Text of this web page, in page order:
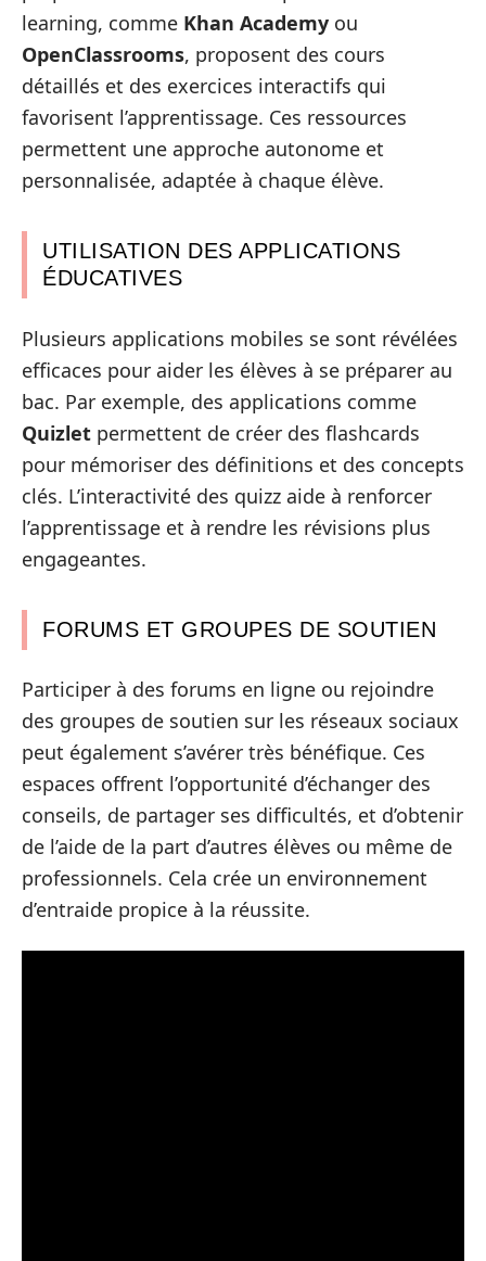
learning, comme Khan Academy ou
OpenClassrooms, proposent des cours
détaillés et des exercices interactifs qui
favorisent l’apprentissage. Ces ressources
permettent une approche autonome et
personnalisée, adaptée à chaque élève.
UTILISATION DES APPLICATIONS
ÉDUCATIVES
Plusieurs applications mobiles se sont révélées
efficaces pour aider les élèves à se préparer au
bac. Par exemple, des applications comme
Quizlet permettent de créer des flashcards
pour mémoriser des définitions et des concepts
clés. L’interactivité des quizz aide à renforcer
l’apprentissage et à rendre les révisions plus
engageantes.
FORUMS ET GROUPES DE SOUTIEN
Participer à des forums en ligne ou rejoindre
des groupes de soutien sur les réseaux sociaux
peut également s’avérer très bénéfique. Ces
espaces offrent l’opportunité d’échanger des
conseils, de partager ses difficultés, et d’obtenir
de l’aide de la part d’autres élèves ou même de
professionnels. Cela crée un environnement
d’entraide propice à la réussite.